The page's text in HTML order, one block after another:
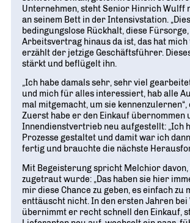
Unternehmen, steht Senior Hinrich Wulff
an seinem Bett in der Intensivstation.
bedingungslose Rückhalt, diese
Arbeitsvertrag hinaus da ist, das hat mich
erzählt der jetzige Geschäftsführer.
stärkt und beflügelt ihn.
„Ich habe damals sehr, sehr viel
und mich für alles interessiert, hab alle
mal mitgemacht, um sie kennenzulernen“,
Zuerst habe er den Einkauf übernommen
Innendienstvertrieb neu aufgestellt: „Ich
Prozesse gestaltet und damit war ich
fertig und brauchte die nächste
Mit Begeisterung spricht Melchior davon,
zugetraut wurde: „Das haben sie hier
mir diese Chance zu geben, es einfach zu
enttäuscht nicht. In den ersten Jahren bei
übernimmt er recht schnell den Einkauf,